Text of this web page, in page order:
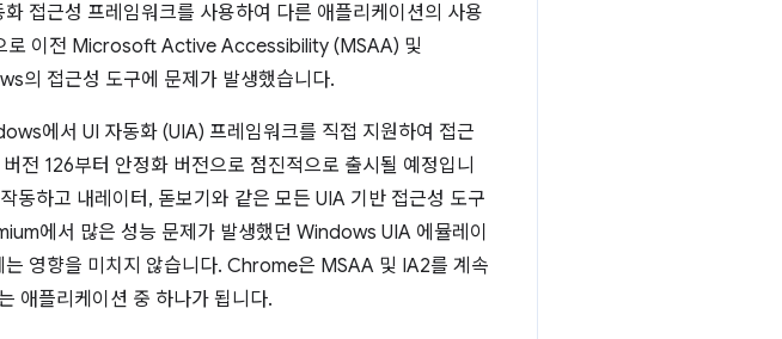
접근성 프레임워크를 사용하여 다른 애플리케이션의 사용
로 이전 Microsoft Active Accessibility (MSAA) 및
의 접근성 도구에 문제가 발생했습니다.
에서 UI 자동화 (UIA) 프레임워크를 직접 지원하여 접근
전 126부터 안정화 버전으로 점진적으로 출시될 예정입니
하고 내레이터, 돋보기와 같은 모든 UIA 기반 접근성 도구
에서 많은 성능 문제가 발생했던 Windows UIA 에뮬레이
영향을 미치지 않습니다. Chrome은 MSAA 및 IA2를 계속
애플리케이션 중 하나가 됩니다.